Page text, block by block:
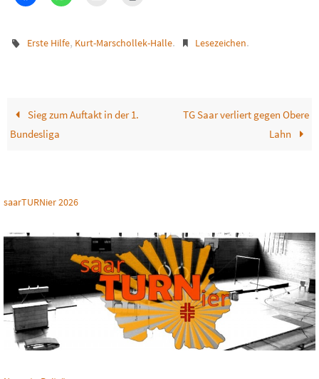
Erste Hilfe, Kurt-Marschollek-Halle. Lesezeichen.
Sieg zum Auftakt in der 1.
Bundesliga
TG Saar verliert gegen Obere
Lahn
saarTURNier 2026